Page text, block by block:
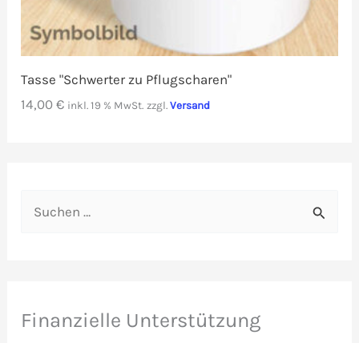
Tasse "Schwerter zu Pflugscharen"
14,00€ inkl. 19 % MwSt. zzgl.Versand
e
Finanzielle Unterstützung